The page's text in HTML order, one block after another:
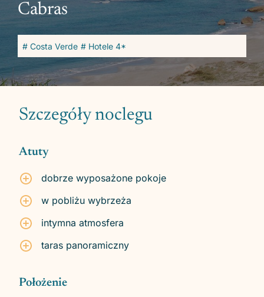
Cabras
# Costa Verde # Hotele 4*
Szczegóły noclegu
Atuty
dobrze wyposażone pokoje
w pobliżu wybrzeża
intymna atmosfera
taras panoramiczny
Położenie